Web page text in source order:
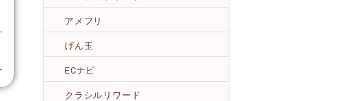
アメフリ
げん玉
ECナビ
クラシルリワード